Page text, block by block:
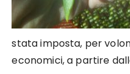
stata imposta, per
economici, a partire